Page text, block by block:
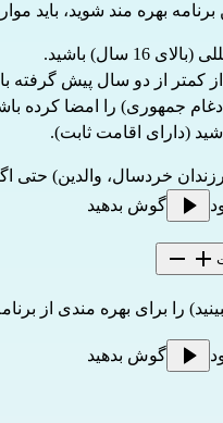
برنامه بهره مند شوید، باید
سال) باشید.
کمتر از دو سال پیش گرفته
خردسال، والدین) حتی
گوش بدهید
گوش بدهید